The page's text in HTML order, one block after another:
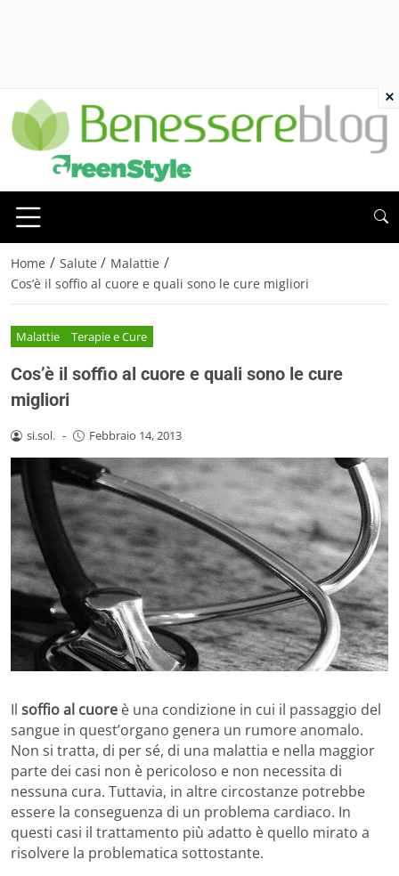
Home / Salute / Malattie /
Cos’è il soffio al cuore e quali sono le cure migliori
Malattie Terapie e Cure
Cos’è il soffio al cuore e quali sono le cure
migliori
si.sol. - Febbraio 14, 2013
Il soffio al cuore è una condizione in cui il passaggio del
sangue in quest’organo genera un rumore anomalo.
Non si tratta, di per sé, di una malattia e nella maggior
parte dei casi non è pericoloso e non necessita di
nessuna cura. Tuttavia, in altre circostanze potrebbe
essere la conseguenza di un problema cardiaco. In
questi casi il trattamento più adatto è quello mirato a
risolvere la problematica sottostante.
×